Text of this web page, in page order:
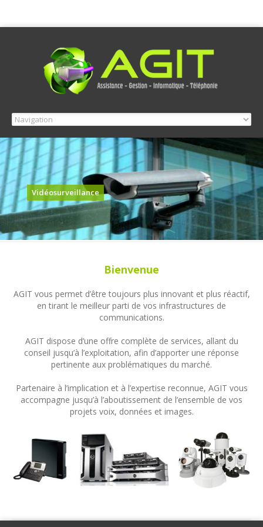
Vidéosurveillance
Bienvenue
AGIT vous permet d’être toujours plus innovant et plus réactif,
en tirant le meilleur parti de vos infrastructures de
communications.
AGIT dispose d’une offre complète de services, allant du
conseil jusqu’à l’exploitation, afin d’apporter une réponse
pertinente aux problématiques du marché.
Partenaire à l’implication et à l’expertise reconnue, AGIT vous
accompagne jusqu’à l’aboutissement de l’ensemble de vos
projets voix, données et images.